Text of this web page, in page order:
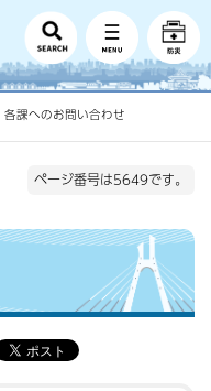
各課へのお問い合わせ
ページ番号は5649です。